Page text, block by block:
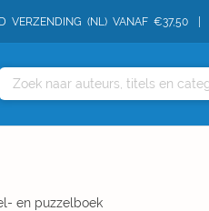
VERZENDING (NL) VANAF €37,50
en puzzelboek